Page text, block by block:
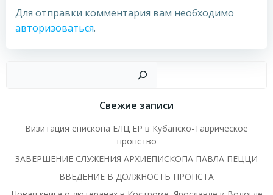
Для отправки комментария вам необходимо
авторизоваться.
Свежие записи
Визитация епископа ЕЛЦ ЕР в Кубанско-Таврическое
пропство
ЗАВЕРШЕНИЕ СЛУЖЕНИЯ АРХИЕПИСКОПА ПАВЛА ПЕЦЦИ
ВВЕДЕНИЕ В ДОЛЖНОСТЬ ПРОПСТА